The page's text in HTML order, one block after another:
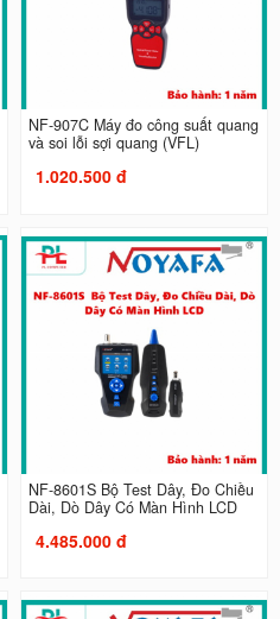
NF-907C Máy đo công suất quang
và soi lỗi sợi quang (VFL)
1.020.500 đ
NF-8601S Bộ Test Dây, Đo Chiều
Dài, Dò Dây Có Màn Hình LCD
4.485.000 đ